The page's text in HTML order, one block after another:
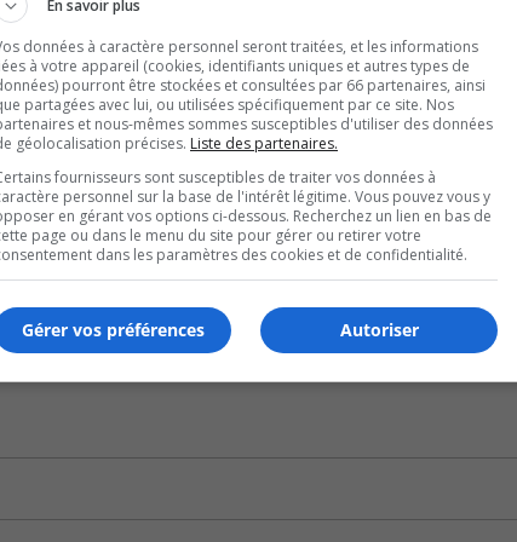
et d’adopter certaines mesures de protection, malgré
de personnes et où le respect de la distanciation
à l’apparition de symptômes.
En savoir plus
données à caractère personnel seront traitées, et les informations
à votre appareil (cookies, identifiants uniques et autres types de
pourront être stockées et consultées par 66 partenaires, ainsi
partagées avec lui, ou utilisées spécifiquement par ce site. Nos
et nous-mêmes sommes susceptibles d'utiliser des données
géolocalisation précises. Liste des partenaires.
fournisseurs sont susceptibles de traiter vos données à
personnel sur la base de l'intérêt légitime. Vous pouvez vous y
en gérant vos options ci-dessous. Recherchez un lien en bas de
page ou dans le menu du site pour gérer ou retirer votre
dans les paramètres des cookies et de confidentialité.
Autoriser
Gérer vos préférences